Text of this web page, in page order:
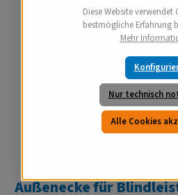
Außenecke für
Diese Website
bestmögliche Erfahrung
Mehr
Nur technisch
Alle Cookies